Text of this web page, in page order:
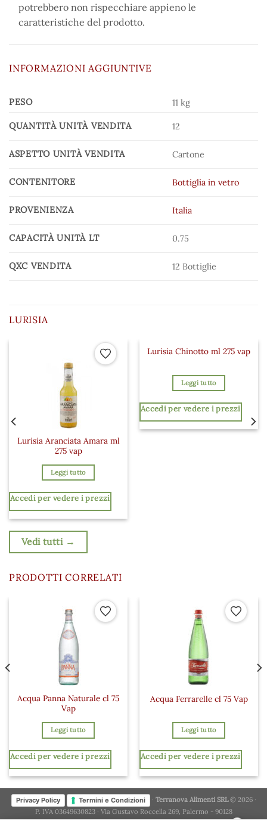
potrebbero non rispecchiare appieno le
caratteristiche del prodotto.
INFORMAZIONI AGGIUNTIVE
PESO 11 kg
QUANTITÀ UNITÀ VENDITA 12
ASPETTO UNITÀ VENDITA Cartone
CONTENITORE Bottiglia in vetro
PROVENIENZA Italia
CAPACITÀ UNITÀ LT 0.75
QXC VENDITA 12 Bottiglie
LURISIA
Aggiungi ai preferiti
Lurisia Aranciata Amara ml
275 vap
Leggi tutto
Accedi per vedere i prezzi
Lurisia Chinotto ml 275 vap
Leggi tutto
Accedi per vedere i prezzi
Vedi tutti →
PRODOTTI CORRELATI
Aggiungi ai preferiti
Acqua Panna Naturale cl 75
Vap
Leggi tutto
Accedi per vedere i prezzi
Acqua Ferrarelle cl 75 Vap
Leggi tutto
Accedi per vedere i prezzi
Privacy Policy Termini e Condizioni · Terranova Alimenti SRL© 2026 ·
P. IVA 03649630823 · Via Gustavo Roccella 269, Palermo - 90128